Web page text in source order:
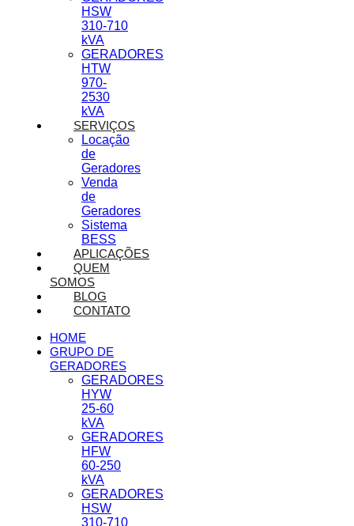
HSW
310-710
kVA
GERADORES
HTW
970-
2530
kVA
SERVIÇOS
Locação
de
Geradores
Venda
de
Geradores
Sistema
BESS
APLICAÇÕES
QUEM
SOMOS
BLOG
CONTATO
HOME
GRUPO DE
GERADORES
GERADORES
HYW
25-60
kVA
GERADORES
HFW
60-250
kVA
GERADORES
HSW
310-710